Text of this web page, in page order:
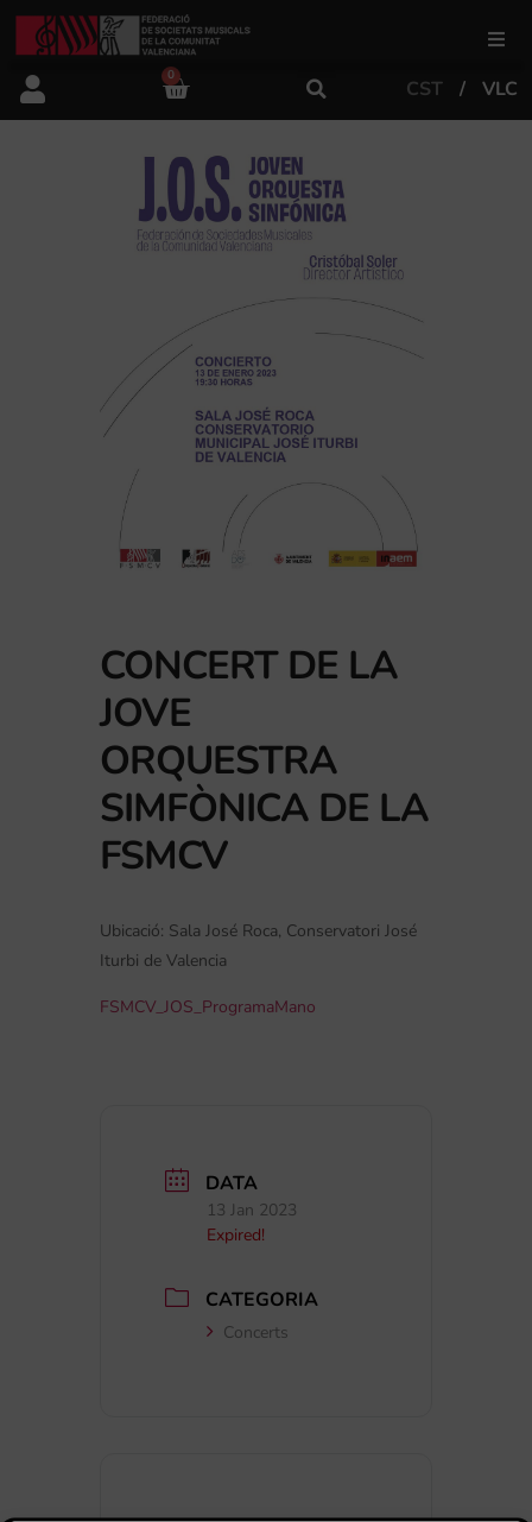
FSMCV
Àrea educativa
Actualitat
0
CST VLC
CONCERT DE LA
JOVE
ORQUESTRA
SIMFÒNICA DE LA
FSMCV
Ubicació: Sala José Roca, Conservatori José
Iturbi de Valencia
FSMCV_JOS_ProgramaMano
DATA
13 Jan 2023
Expired!
CATEGORIA
Concerts